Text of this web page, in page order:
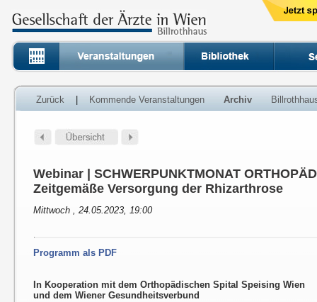
Zurück Kommende Veranstaltungen Archiv
Webinar | SCHWERPUNKTMONAT
Zeitgemäße Versorgung der Rhizarthrose
Mittwoch , 24.05.2023, 19:00
Programm als PDF
In Kooperation mit dem Orthopädischen Spital Speising Wien
und dem Wiener Gesundheitsverbund